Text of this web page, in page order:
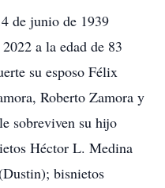
de junio de 1939
a la edad de 83
su esposo Félix
Roberto Zamora y
sobreviven su hijo
Héctor L. Medina
bisnietos